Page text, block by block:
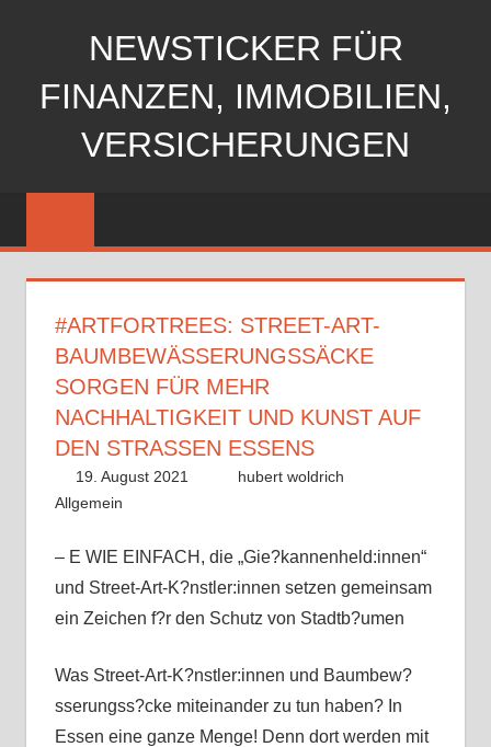
NEWSTICKER FÜR
FINANZEN, IMMOBILIEN,
VERSICHERUNGEN
#ARTFORTREES: STREET-ART-
BAUMBEWÄSSERUNGSSÄCKE
SORGEN FÜR MEHR
NACHHALTIGKEIT UND KUNST AUF
DEN STRASSEN ESSENS
19. August 2021
hubert woldrich
Allgemein
– E WIE EINFACH, die „Gie?kannenheld:innen“
und Street-Art-K?nstler:innen setzen gemeinsam
ein Zeichen f?r den Schutz von Stadtb?umen
Was Street-Art-K?nstler:innen und Baumbew?
sserungss?cke miteinander zu tun haben? In
Essen eine ganze Menge! Denn dort werden mit